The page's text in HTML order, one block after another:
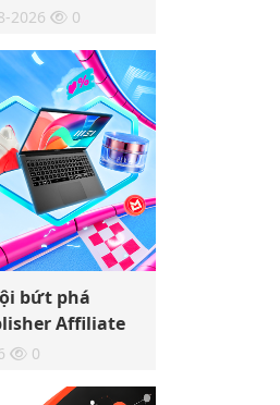
2026 0
bứt phá
Affiliate
0